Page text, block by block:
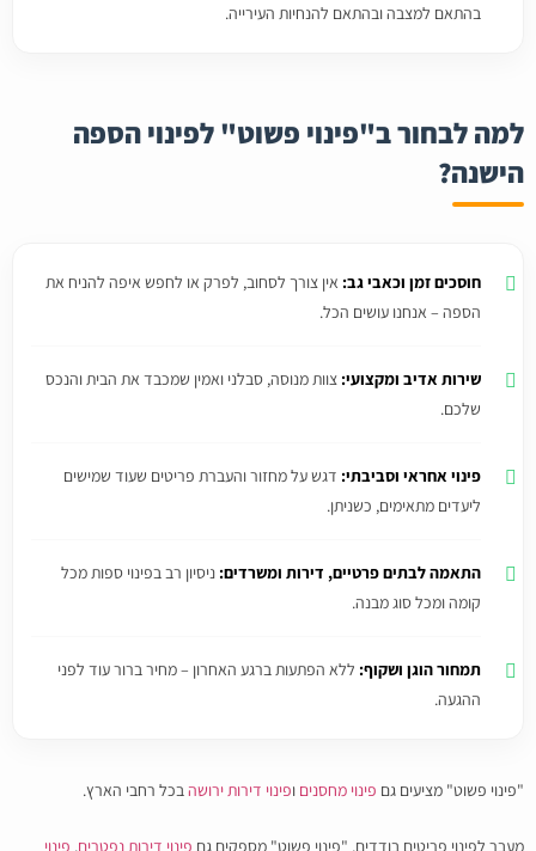
בהתאם למצבה ובהתאם להנחיות העירייה.
למה לבחור ב"פינוי פשוט" לפינוי הספה
הישנה?
חוסכים זמן וכאבי גב: אין צורך לסחוב, לפרק או לחפש איפה להניח את
הספה – אנחנו עושים הכל.
שירות אדיב ומקצועי: צוות מנוסה, סבלני ואמין שמכבד את הבית והנכס
שלכם.
פינוי אחראי וסביבתי: דגש על מחזור והעברת פריטים שעוד שמישים
ליעדים מתאימים, כשניתן.
התאמה לבתים פרטיים, דירות ומשרדים: ניסיון רב בפינוי ספות מכל
קומה ומכל סוג מבנה.
תמחור הוגן ושקוף: ללא הפתעות ברגע האחרון – מחיר ברור עוד לפני
ההגעה.
"פינוי פשוט" מציעים גם פינוי מחסנים ופינוי דירות ירושהבכל רחבי הארץ.
מעבר לפינוי פריטים בודדים, "פינוי פשוט" מספקים גם פינוי דירות נפטרים, פינוי